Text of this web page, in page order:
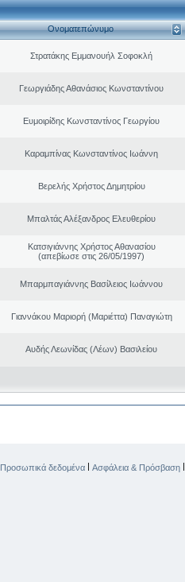
Ονοματεπώνυμο
Στρατάκης Εμμανουήλ Σοφοκλή
Γεωργιάδης Αθανάσιος Κωνσταντίνου
Ευμοιρίδης Κωνσταντίνος Γεωργίου
Καραμπίνας Κωνσταντίνος Ιωάννη
Βερελής Χρήστος Δημητρίου
Μπαλτάς Αλέξανδρος Ελευθερίου
Κατσιγιάννης Χρήστος Αθανασίου
(απεβίωσε στις 26/05/1997)
Μπαρμπαγιάννης Βασίλειος Ιωάννου
Γιαννάκου Μαριορή (Μαριέττα) Παναγιώτη
Αυδής Λεωνίδας (Λέων) Βασιλείου
Προσωπικά δεδομένα | Ασφάλεια & Πρόσβαση